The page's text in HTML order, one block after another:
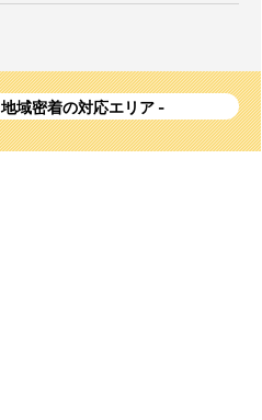
域密着の対応エリア -